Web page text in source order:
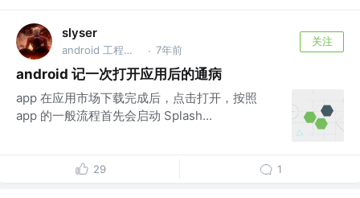
slyser
android 工程师 @danlu · 7年前
关注
android 记一次打开应用后的通病
app 在应用市场下载完成后，点击打开，按照
app 的一般流程首先会启动 Splash...
29 1